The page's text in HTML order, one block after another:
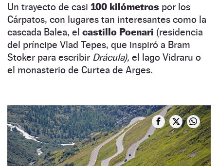
Un trayecto de casi 100 kilómetros por los
Cárpatos, con lugares tan interesantes como la
cascada Balea, el castillo Poenari (residencia
del príncipe Vlad Tepes, que inspiró a Bram
Stoker para escribir Drácula), el lago Vidraru o
el monasterio de Curtea de Arges.